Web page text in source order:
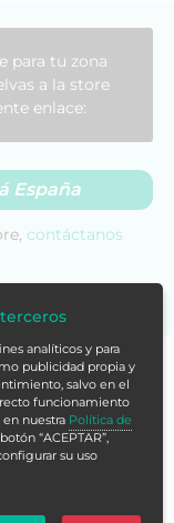
de salud
la segunda
oncológica. De
se detecta
para tu zona
a la store
enlace:
España
contáctanos
analíticos y para
publicidad propia y
salvo en el
funcionamiento
nuestra Política de
“ACEPTAR”,
su uso